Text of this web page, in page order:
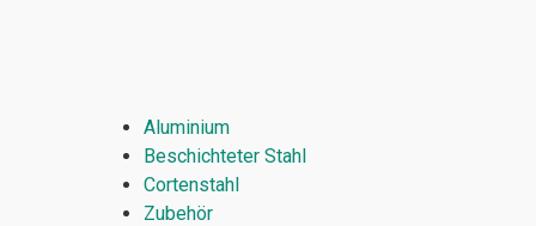
Aluminium
Beschichteter Stahl
Cortenstahl
Zubehör